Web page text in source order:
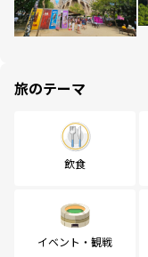
旅のテーマ
飲食
イベント・観戦